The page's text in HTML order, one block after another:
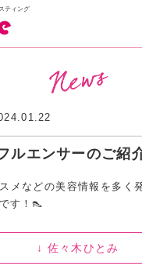
ティング
ルエンサーのご紹
メなどの美容情報を多く
す！👠
↓ 佐々木ひとみ